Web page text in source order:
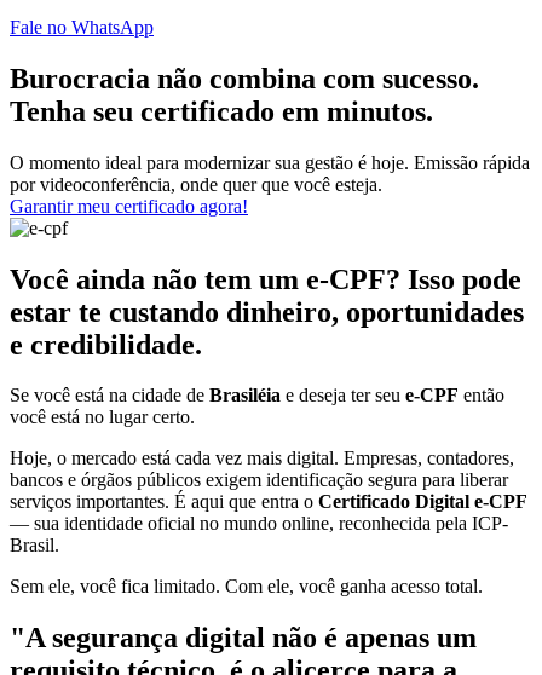
Fale no WhatsApp
Burocracia não combina com sucesso.
Tenha seu certificado em minutos.
O momento ideal para modernizar sua gestão é hoje. Emissão rápida
por videoconferência, onde quer que você esteja.
Garantir meu certificado agora!
Você ainda não tem um e-CPF? Isso pode
estar te custando dinheiro, oportunidades
e credibilidade.
Se você está na cidade de Brasiléia e deseja ter seu e-CPF então
você está no lugar certo.
Hoje, o mercado está cada vez mais digital. Empresas, contadores,
bancos e órgãos públicos exigem identificação segura para liberar
serviços importantes. É aqui que entra o Certificado Digital e-CPF
— sua identidade oficial no mundo online, reconhecida pela ICP-
Brasil.
Sem ele, você fica limitado. Com ele, você ganha acesso total.
"A segurança digital não é apenas um